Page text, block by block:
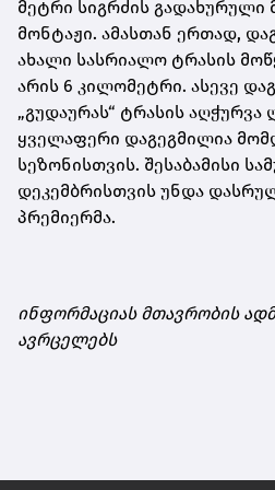
მეტრი სიგრძის გადახურული
მონტაჟი. ამასთან ერთად,
ახალი სასრიალო ტრასის
არის 6 კილომეტრი. ასევე
„გუდაურას“ ტრასის აღჭურვა
ყველაფერი დაგეგმილია
სეზონისთვის. შესაბამისი
დეკემბრისთვის უნდა
პრემიერმა.
ინფორმაციას მთავრობის
ავრცელებს